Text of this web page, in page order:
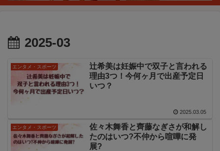
2025-03
エンタメ・スポーツ
辻希美は妊娠中で双子と言われる
理由3つ！今何ヶ月で出産予定日
いつ？
2025.03.05
エンタメ・スポーツ
佐々木舞香と齊藤なぎさが和解し
たのはいつ?不仲から喧嘩に発
展?